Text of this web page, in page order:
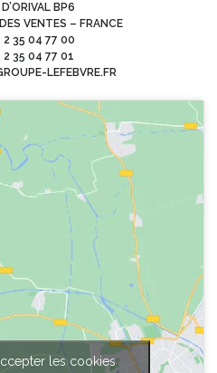
BP6
VENTES – FRANCE
2 35 04 77 00
2 35 04 77 01
LEFEBVRE.FR
les cookies